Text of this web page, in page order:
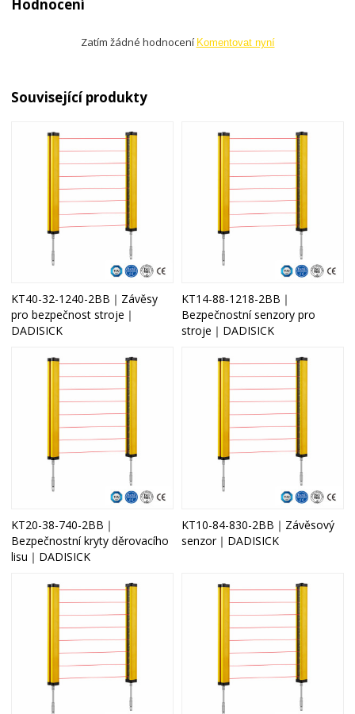
Hodnocení
Zatím žádné hodnocení Komentovat nyní
Související produkty
KT40-32-1240-2BB｜Závěsy
pro bezpečnost stroje｜
DADISICK
KT14-88-1218-2BB｜
Bezpečnostní senzory pro
stroje｜DADISICK
KT20-38-740-2BB｜
Bezpečnostní kryty děrovacího
lisu｜DADISICK
KT10-84-830-2BB｜Závěsový
senzor｜DADISICK